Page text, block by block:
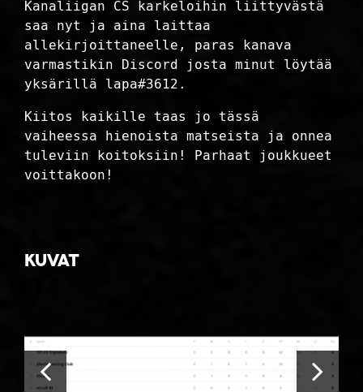
Kanaliigan CS karkeloihin liittyvästä
saa nyt ja aina laittaa
allekirjoittaneelle, paras kanava
varmastikin Discord josta minut löytää
yksärillä lapa#3612.
Kiitos kaikille taas jo tässä
vaiheessa hienoista matseista ja onnea
tuleviin koitoksiin! Parhaat joukkueet
voittakoon!
Kuvat